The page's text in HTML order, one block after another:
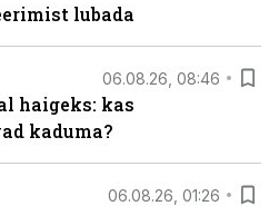
lubada
06.08.26, 08:46
haigeks: kas
kaduma?
06.08.26, 01:26